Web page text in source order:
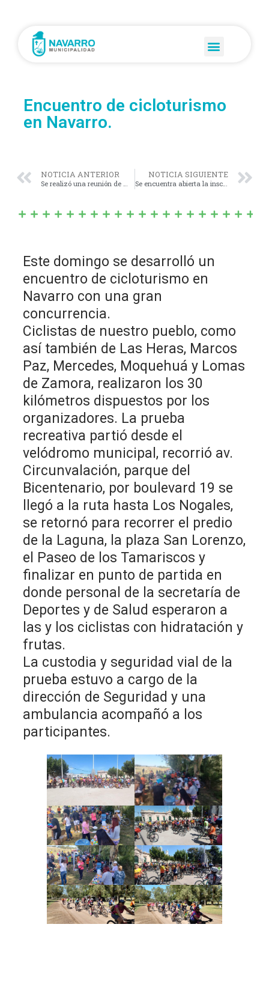
Encuentro de cicloturismo
en Navarro.
NOTICIA ANTERIOR
Se realizó una reunión de múltiples sectores para tratar el tema de la seguridad en el pueblo.
NOTICIA SIGUIENTE
Se encuentra abierta la inscripción al programa FinES
Este domingo se desarrolló un
encuentro de cicloturismo en
Navarro con una gran
concurrencia.
Ciclistas de nuestro pueblo, como
así también de Las Heras, Marcos
Paz, Mercedes, Moquehuá y Lomas
de Zamora, realizaron los 30
kilómetros dispuestos por los
organizadores. La prueba
recreativa partió desde el
velódromo municipal, recorrió av.
Circunvalación, parque del
Bicentenario, por boulevard 19 se
llegó a la ruta hasta Los Nogales,
se retornó para recorrer el predio
de la Laguna, la plaza San Lorenzo,
el Paseo de los Tamariscos y
finalizar en punto de partida en
donde personal de la secretaría de
Deportes y de Salud esperaron a
las y los ciclistas con hidratación y
frutas.
La custodia y seguridad vial de la
prueba estuvo a cargo de la
dirección de Seguridad y una
ambulancia acompañó a los
participantes.